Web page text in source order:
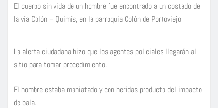
El cuerpo sin vida de un hombre fue encontrado a un costado de
la vía Colón – Quimís, en la parroquia Colón de Portoviejo.
La alerta ciudadana hizo que los agentes policiales llegarán al
sitio para tomar procedimiento.
El hombre estaba maniatado y con heridas producto del impacto
de bala.